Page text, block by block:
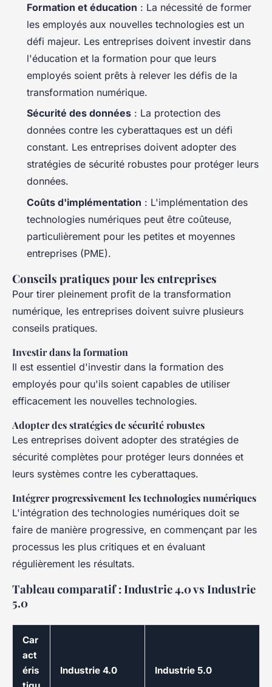
Formation et éducation : La nécessité de former
les employés aux nouvelles technologies est un
défi majeur. Les entreprises doivent investir dans
l'éducation et la formation pour que leurs
employés soient prêts à relever les défis de la
transformation numérique.
Sécurité des données : La protection des
données contre les cyberattaques est un défi
constant. Les entreprises doivent adopter des
stratégies de sécurité robustes pour protéger leurs
données.
Coûts d'implémentation : L'implémentation des
technologies numériques peut être coûteuse,
particulièrement pour les petites et moyennes
entreprises (PME).
Conseils pratiques pour les entreprises
Pour tirer pleinement profit de la transformation
numérique, les entreprises doivent suivre plusieurs
conseils pratiques.
Investir dans la formation
Il est essentiel d'investir dans la formation des
employés pour qu'ils soient capables de utiliser
efficacement les nouvelles technologies.
Adopter des stratégies de sécurité robustes
Les entreprises doivent adopter des stratégies de
sécurité complètes pour protéger leurs données et
leurs systèmes contre les cyberattaques.
Intégrer progressivement les technologies numériques
L'intégration des technologies numériques doit se
faire de manière progressive, en commençant par les
processus les plus critiques et en évaluant
régulièrement les résultats.
Tableau comparatif : Industrie 4.0 vs Industrie
5.0
Car
act
éris
Industrie 4.0 Industrie 5.0